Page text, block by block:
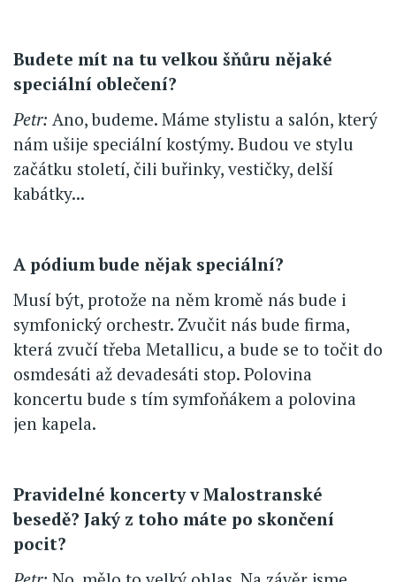
Budete mít na tu velkou šňůru nějaké
speciální oblečení?
Petr: Ano, budeme. Máme stylistu a salón, který
nám ušije speciální kostýmy. Budou ve stylu
začátku století, čili buřinky, vestičky, delší
kabátky...
A pódium bude nějak speciální?
Musí být, protože na něm kromě nás bude i
symfonický orchestr. Zvučit nás bude firma,
která zvučí třeba Metallicu, a bude se to točit do
osmdesáti až devadesáti stop. Polovina
koncertu bude s tím symfoňákem a polovina
jen kapela.
Pravidelné koncerty v Malostranské
besedě? Jaký z toho máte po skončení
pocit?